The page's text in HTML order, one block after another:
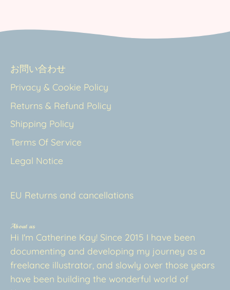
お問い合わせ
Privacy & Cookie Policy
Returns & Refund Policy
Shipping Policy
Terms Of Service
Legal Notice
EU Returns and cancellations
About us
Hi I'm Catherine Kay! Since 2015 I have been
documenting and developing my journey as a
freelance illustrator, and slowly over those years
have been building the wonderful world of